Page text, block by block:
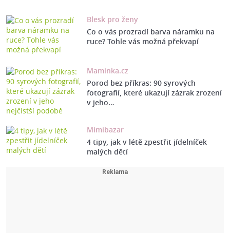
Blesk pro ženy
Co o vás prozradí barva náramku na
ruce? Tohle vás možná překvapí
Maminka.cz
Porod bez příkras: 90 syrových
fotografií, které ukazují zázrak zrození
v jeho…
Mimibazar
4 tipy, jak v létě zpestřit jídelníček
malých dětí